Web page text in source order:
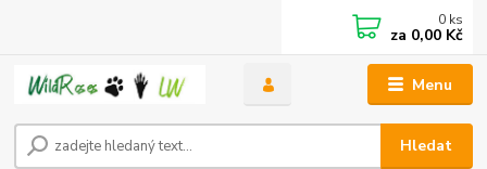
Menu
Hledat
0 ks
za 0,00 Kč